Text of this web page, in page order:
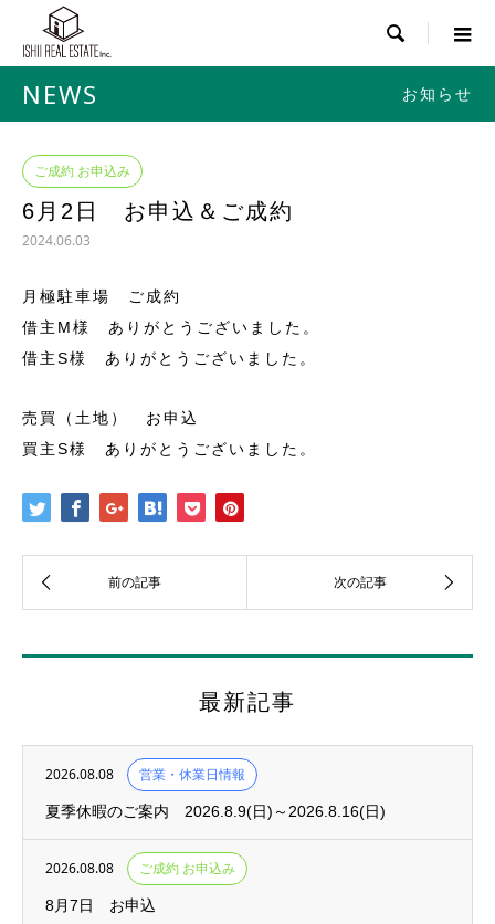

NEWS お知らせ
ご成約 お申込み
6月2日 お申込＆ご成約
2024.06.03
月極駐車場 ご成約
借主M様 ありがとうございました。
借主S様 ありがとうございました。
売買（土地） お申込
買主S様 ありがとうございました。
最新記事
2026.08.08 営業・休業日情報
夏季休暇のご案内 2026.8.9(日)～2026.8.16(日)
2026.08.08 ご成約 お申込み
8月7日 お申込